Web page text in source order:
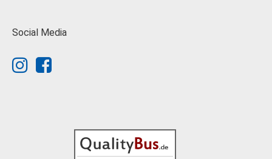
Social Media